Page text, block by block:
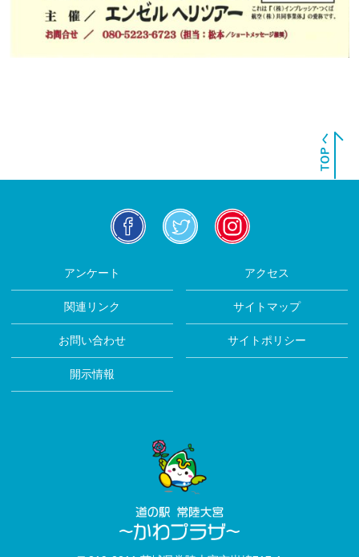
アンケート
アクセス
関連リンク サイトマップ
お問い合わせ サイトポリシー
開示情報